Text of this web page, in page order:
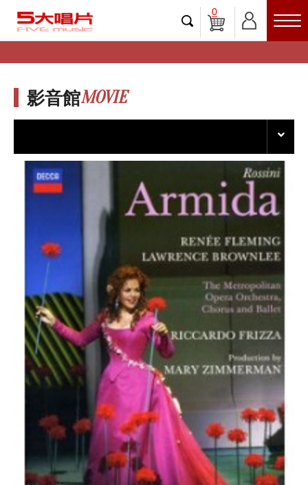
0
影音館MOVIE